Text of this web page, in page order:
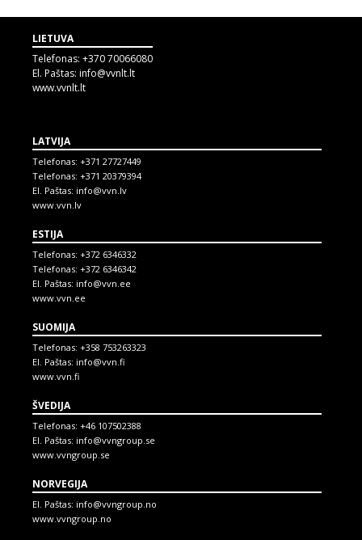
LIETUVA
Telefonas: +370 70066080
El. Paštas: info@vvnlt.lt
www.vvnlt.lt
LATVIJA
Telefonas: +371 27727449
Telefonas: +371 20379394
El. Paštas: info@vvn.lv
www.vvn.lv
ESTIJA
Telefonas: +372 6346332
Telefonas: +372 6346342
El. Paštas: info@vvn.ee
www.vvn.ee
SUOMIJA
Telefonas: +358 753263323
El. Paštas: info@vvn.fi
www.vvn.fi
ŠVEDIJA
Telefonas: +46 107502388
El. Paštas: info@vvngroup.se
www.vvngroup.se
NORVEGIJA
El. Paštas: info@vvngroup.no
www.vvngroup.no